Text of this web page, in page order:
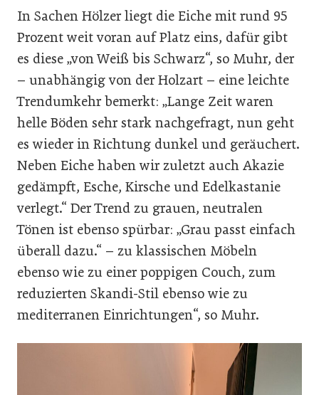
In Sachen Hölzer liegt die Eiche mit rund 95
Prozent weit voran auf Platz eins, dafür gibt
es diese „von Weiß bis Schwarz“, so Muhr, der
– unabhängig von der Holzart – eine leichte
Trendumkehr bemerkt: „Lange Zeit waren
helle Böden sehr stark nachgefragt, nun geht
es wieder in Richtung dunkel und geräuchert.
Neben Eiche haben wir zuletzt auch Akazie
gedämpft, Esche, Kirsche und Edelkastanie
verlegt.“ Der Trend zu grauen, neutralen
Tönen ist ebenso spürbar: „Grau passt einfach
überall dazu.“ – zu klassischen Möbeln
ebenso wie zu einer poppigen Couch, zum
reduzierten Skandi-Stil ebenso wie zu
mediterranen Einrichtungen“, so Muhr.